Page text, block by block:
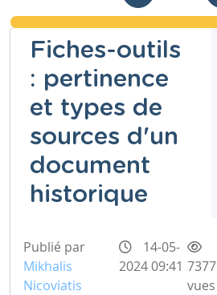
Fiches-outils
: pertinence
et types de
sources d'un
document
historique
Publié par
Mikhalis
Nicoviatis
14-05-
2024 09:41 7377
vues